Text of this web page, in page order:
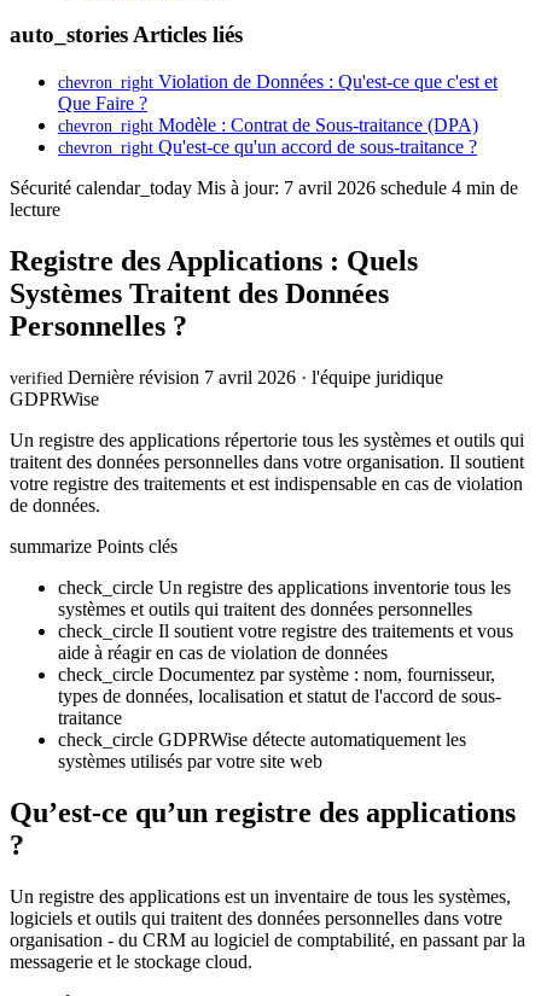
auto_stories Articles liés
chevron_right Violation de Données : Qu'est-ce que c'est et
Que Faire ?
chevron_right Modèle : Contrat de Sous-traitance (DPA)
chevron_right Qu'est-ce qu'un accord de sous-traitance ?
Sécurité calendar_today Mis à jour: 7 avril 2026 schedule 4 min de
lecture
Registre des Applications : Quels
Systèmes Traitent des Données
Personnelles ?
verified Dernière révision 7 avril 2026 · l'équipe juridique
GDPRWise
Un registre des applications répertorie tous les systèmes et outils qui
traitent des données personnelles dans votre organisation. Il soutient
votre registre des traitements et est indispensable en cas de violation
de données.
summarize Points clés
check_circle Un registre des applications inventorie tous les
systèmes et outils qui traitent des données personnelles
check_circle Il soutient votre registre des traitements et vous
aide à réagir en cas de violation de données
check_circle Documentez par système : nom, fournisseur,
types de données, localisation et statut de l'accord de sous-
traitance
check_circle GDPRWise détecte automatiquement les
systèmes utilisés par votre site web
Qu’est-ce qu’un registre des applications
?
Un registre des applications est un inventaire de tous les systèmes,
logiciels et outils qui traitent des données personnelles dans votre
organisation - du CRM au logiciel de comptabilité, en passant par la
messagerie et le stockage cloud.